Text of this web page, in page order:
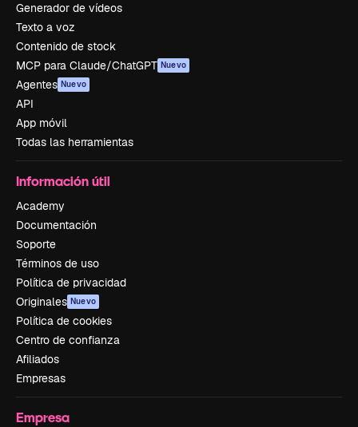
Generador de vídeos
Texto a voz
Contenido de stock
MCP para Claude/ChatGPT Nuevo
Agentes Nuevo
API
App móvil
Todas las herramientas
Información útil
Academy
Documentación
Soporte
Términos de uso
Política de privacidad
Originales Nuevo
Política de cookies
Centro de confianza
Afiliados
Empresas
Empresa